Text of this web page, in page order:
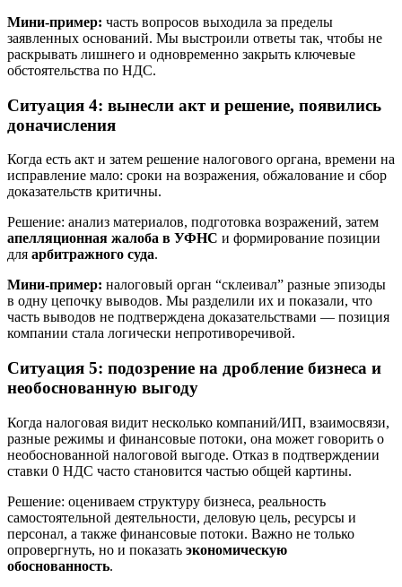
Мини‑пример: часть вопросов выходила за пределы
заявленных оснований. Мы выстроили ответы так, чтобы не
раскрывать лишнего и одновременно закрыть ключевые
обстоятельства по НДС.
Ситуация 4: вынесли акт и решение, появились
доначисления
Когда есть акт и затем решение налогового органа, времени на
исправление мало: сроки на возражения, обжалование и сбор
доказательств критичны.
Решение: анализ материалов, подготовка возражений, затем
апелляционная жалоба в УФНС и формирование позиции
для арбитражного суда.
Мини‑пример: налоговый орган “склеивал” разные эпизоды
в одну цепочку выводов. Мы разделили их и показали, что
часть выводов не подтверждена доказательствами — позиция
компании стала логически непротиворечивой.
Ситуация 5: подозрение на дробление бизнеса и
необоснованную выгоду
Когда налоговая видит несколько компаний/ИП, взаимосвязи,
разные режимы и финансовые потоки, она может говорить о
необоснованной налоговой выгоде. Отказ в подтверждении
ставки 0 НДС часто становится частью общей картины.
Решение: оцениваем структуру бизнеса, реальность
самостоятельной деятельности, деловую цель, ресурсы и
персонал, а также финансовые потоки. Важно не только
опровергнуть, но и показать экономическую
обоснованность.